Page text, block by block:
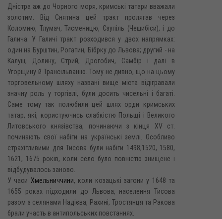
Дністра аж до Чорного моря, кримські татари вважали
золотим. Від Снятина цей тракт пролягав через
Коломию, Тлумач, Тисменицю, Єзупіль (Чешибіси), і до
Галича. У Галичі тракт розходився у двох напрямках:
один на Бурштин, Рогатин, Бібрку до Львова; другий - на
Калуш, Долину, Стрий, Дрогобич, Самбір і далі в
Угорщину й Трансільванію. Тому не дивно, що на цьому
торговельному шляху названі вище міста відігравали
значну роль у торгівлі, були досить чисельні і багаті.
Саме тому так полюбили цей шлях орди кримських
татар, які, користуючись слабкістю Польщі і Великого
Литовського князівства, починаючи з кінця XV ст.
починають свої набіги на українські землі. Особливо
страхітливими для Тисова були набіги 1498,1520, 1580,
1621, 1675 років, коли село було повністю знищене і
відбудувалось заново.
У часи Хмельниччини, коли козацькі загони у 1648 та
1655 роках підходили до Львова, населення Тисова
разом з селянами Надієва, Рахині, Тростянця та Ракова
брали участь в антипольських повстаннях.